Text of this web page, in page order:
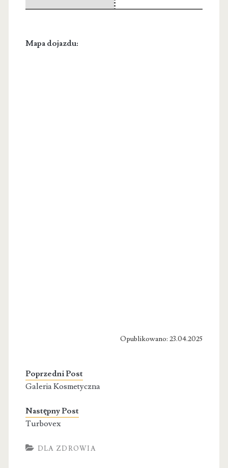
Mapa dojazdu:
Opublikowano: 23.04.2025
Poprzedni Post
Galeria Kosmetyczna
Następny Post
Turbovex
DLA ZDROWIA